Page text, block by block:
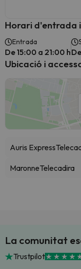
Horari d'entrada
Entrada
De 15:00 a 21:00 h
Ubicació i
Auris Express
MaronneTelecadira
La comunitat
Trustpilot